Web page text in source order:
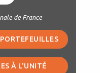
de France
À L'UNITÉ